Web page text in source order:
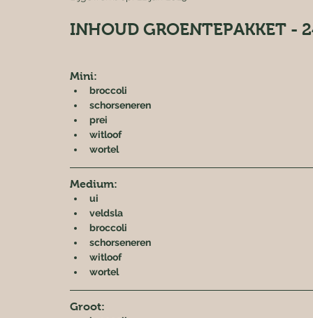
INHOUD GROENTEPAKKET -
Mini:
broccoli
schorseneren
prei
witloof
wortel
Medium:
ui
veldsla
broccoli
schorseneren
witloof
wortel
Groot: